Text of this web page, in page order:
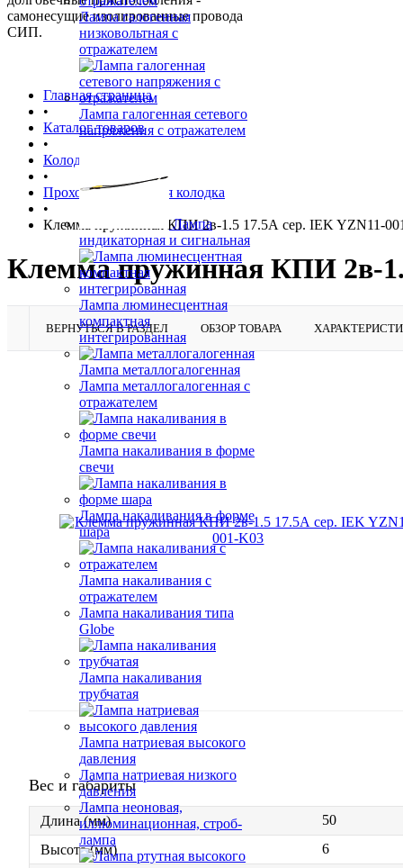
Лампа галогенная
низковольтная с
отражателем
Лампа галогенная сетевого
напряжения с отражателем
Лампа
индикаторная и сигнальная
Лампа люминесцентная
компактная
интегрированная
Лампа металлогалогенная
Лампа металлогалогенная с
отражателем
Лампа накаливания в форме
свечи
Лампа накаливания в форме
шара
Лампа накаливания с
отражателем
Лампа накаливания типа
Globe
Лампа накаливания
трубчатая
Лампа натриевая высокого
давления
Лампа натриевая низкого
давления
Лампа неоновая,
иллюминационная, строб-
лампа
самонесущие изолированные провода
СИП.
Главная страница
•
Каталог товаров
•
Колодки клеммные
•
Проходная клеммная колодка
•
Клемма пружинная КПИ 2в-1.5 17.5А сер. IEK YZN11-
Клемма пружинная КПИ 2в-
ВЕРНУТЬСЯ В РАЗДЕЛ ОБЗОР ТОВАРА
Вес и габариты
Длина (мм)
50
Высота (мм)
6